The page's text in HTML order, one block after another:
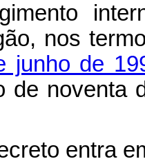
nos
junho de
de noventa
entra